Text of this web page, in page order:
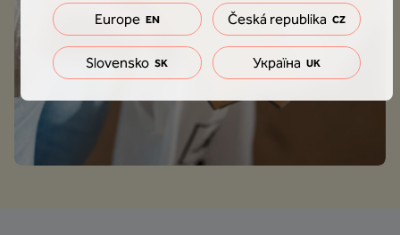
Europe EN Česká republika CZ
Slovensko SK Україна UK